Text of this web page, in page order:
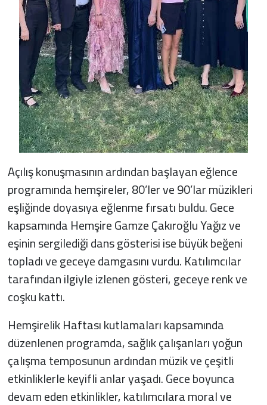
Açılış konuşmasının ardından başlayan eğlence
programında hemşireler, 80’ler ve 90’lar müzikleri
eşliğinde doyasıya eğlenme fırsatı buldu. Gece
kapsamında Hemşire Gamze Çakıroğlu Yağız ve
eşinin sergilediği dans gösterisi ise büyük beğeni
topladı ve geceye damgasını vurdu. Katılımcılar
tarafından ilgiyle izlenen gösteri, geceye renk ve
coşku kattı.
Hemşirelik Haftası kutlamaları kapsamında
düzenlenen programda, sağlık çalışanları yoğun
çalışma temposunun ardından müzik ve çeşitli
etkinliklerle keyifli anlar yaşadı. Gece boyunca
devam eden etkinlikler, katılımcılara moral ve